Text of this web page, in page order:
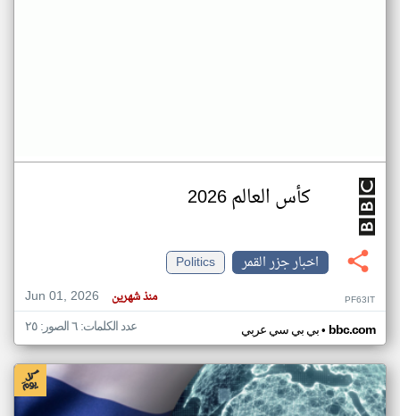
كأس العالم 2026
اخبار جزر القمر
Politics
Jun 01, 2026
منذ شهرين PF63IT
بي بي سي عربي• bbc.com عدد الكلمات: ٦ الصور: ٢٥